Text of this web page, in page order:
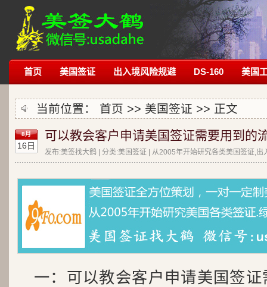
首页 美国签证 出入境风险规避 DS-160 美国
当前位置： 首页 >> 美国签证 >> 正文
8月
16日
可以教会客户申请美国签证需要用到的
发布:美签找大鹤 | 分类:美国签证 | 从2005年开始研究各类美国签证,出
一：可以教会客户申请美国签